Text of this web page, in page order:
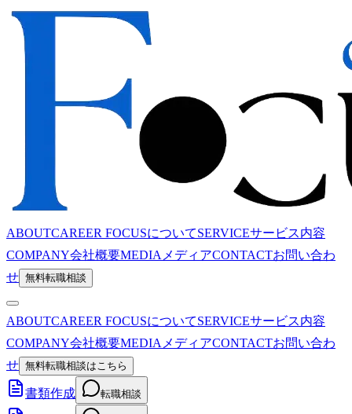
ABOUTCAREER FOCUSについてSERVICEサービス内容
COMPANY会社概要MEDIA メディアCONTACTお問い合わ
せ 無料転職相談
ABOUTCAREER FOCUSについてSERVICEサービス内容
COMPANY会社概要MEDIA メディアCONTACTお問い合わ
せ 無料転職相談はこちら
書類作成 転職相談